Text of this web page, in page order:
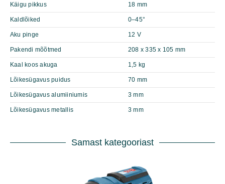
Käigu pikkus 18 mm
Kaldlõiked 0–45°
Aku pinge 12 V
Pakendi mõõtmed 208 x 335 x 105 mm
Kaal koos akuga 1,5 kg
Lõikesügavus puidus 70 mm
Lõikesügavus alumiiniumis 3 mm
Lõikesügavus metallis 3 mm
Samast kategooriast